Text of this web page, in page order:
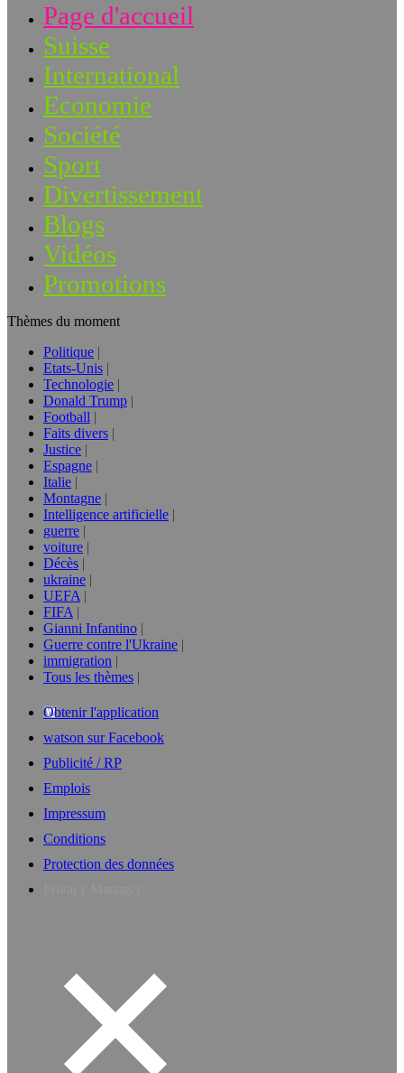
Page d'accueil
Suisse
International
Economie
Société
Sport
Divertissement
Blogs
Vidéos
Promotions
Thèmes du moment
Politique
Etats-Unis
Technologie
Donald Trump
Football
Faits divers
Justice
Espagne
Italie
Montagne
Intelligence artificielle
guerre
voiture
Décès
ukraine
UEFA
FIFA
Gianni Infantino
Guerre contre l'Ukraine
immigration
Tous les thèmes
Obtenir l'application
watson sur Facebook
Publicité / RP
Emplois
Impressum
Conditions
Protection des données